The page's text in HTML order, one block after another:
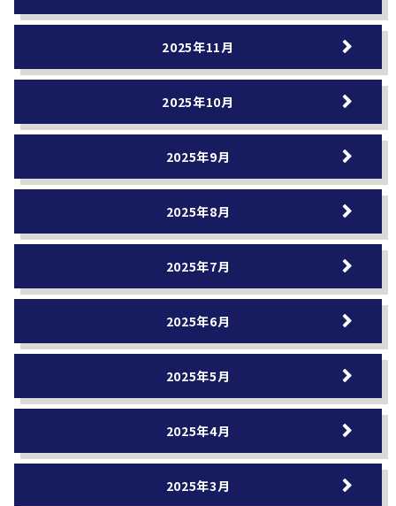
2025年11月
2025年10月
2025年9月
2025年8月
2025年7月
2025年6月
2025年5月
2025年4月
2025年3月